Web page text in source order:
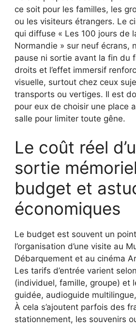
ce soit pour les familles, les
ou les visiteurs étrangers. Le
qui diffuse « Les 100 jours de
Normandie » sur neuf écrans,
pause ni sortie avant la fin du
droits et l’effet immersif
visuelle, surtout chez ceux
transports ou vertiges. Il est
pour eux de choisir une place
salle pour limiter toute gêne.
Le coût réel
sortie
budget et
économiques
Le budget est souvent un
l’organisation d’une visite au
Débarquement et au cinéma
Les tarifs d’entrée varient
(individuel, famille, groupe) et
guidée, audioguide
À cela s’ajoutent parfois des
stationnement, les souvenirs